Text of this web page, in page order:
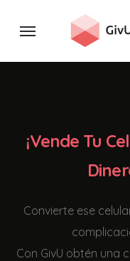
¡Vende Tu
Convierte ese
Con GivU obtén una